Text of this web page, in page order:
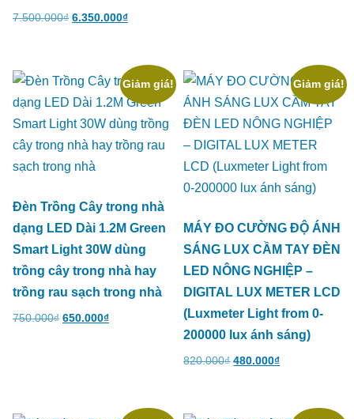
7.500.000₫ 6.350.000₫
Giảm giá!
Đèn Trồng Cây trong nhà
dạng LED Dài 1.2M Green
Smart Light 30W dùng
trồng cây trong nhà hay
trồng rau sạch trong nhà
750.000₫ 650.000₫
Giảm giá!
MÁY ĐO CƯỜNG ĐỘ ÁNH
SÁNG LUX CẦM TAY ĐÈN
LED NÔNG NGHIỆP –
DIGITAL LUX METER LCD
(Luxmeter Light from 0-
200000 lux ánh sáng)
820.000₫ 480.000₫